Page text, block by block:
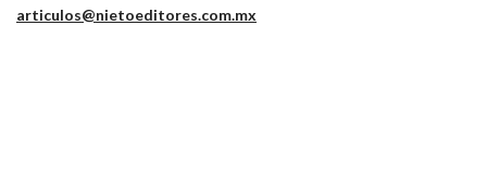
articulos@nietoeditores.com.mx